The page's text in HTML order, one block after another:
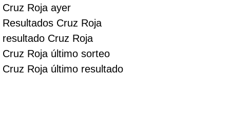
Cruz Roja ayer
Resultados Cruz Roja
resultado Cruz Roja
Cruz Roja último sorteo
Cruz Roja último resultado